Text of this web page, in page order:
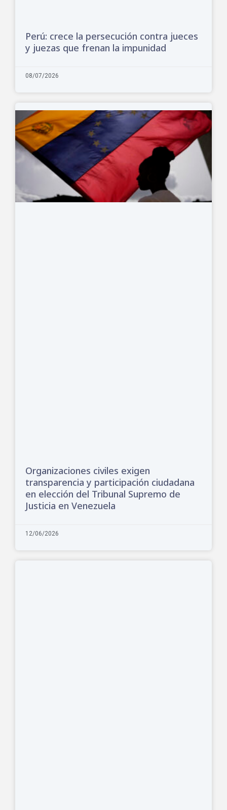
Perú: crece la persecución contra jueces
y juezas que frenan la impunidad
08/07/2026
Organizaciones civiles exigen
transparencia y participación ciudadana
en elección del Tribunal Supremo de
Justicia en Venezuela
12/06/2026